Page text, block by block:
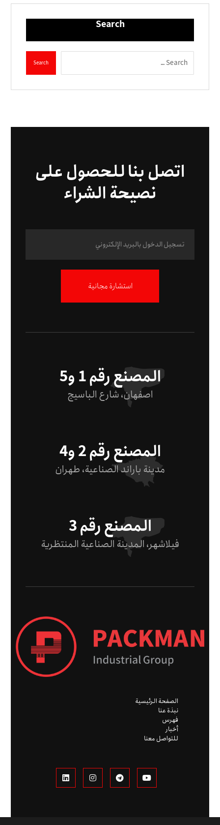
Search
اتصل بنا للحصول على
نصيحة الشراء
استشارة مجانية
المصنع رقم 1 و5
اصفهان، شارع الباسيج
المصنع رقم 2 و4
مدينة باراند الصناعية، طهران
المصنع رقم 3
فيلاشهر، المدينة الصناعية المنتظرية
الصفحة الرئيسية
نبذة عنا
فهرس
أخبار
للتواصل معنا